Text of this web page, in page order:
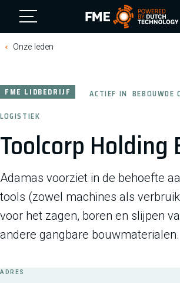
FME Logo, to the
Onze leden
Toolcorp Holding
FME LIDBEDRIJF ACTIEF IN BEBOUWDE
LOGISTIEK
Adamas voorziet in de behoefte
tools (zowel machines als
voor het zagen, boren en slijpen
andere gangbare bouwmaterialen.
ADRES